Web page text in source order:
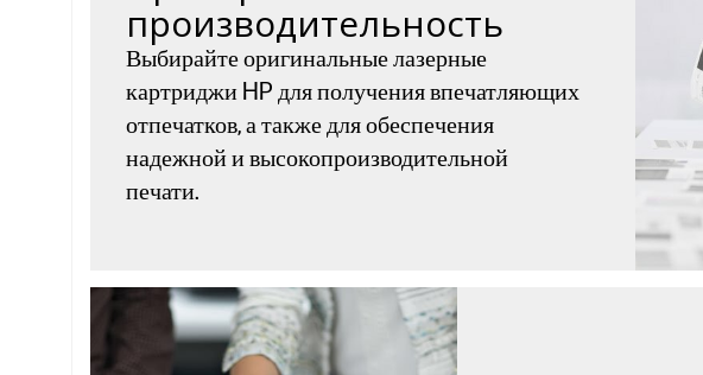
производительность
Выбирайте оригинальные лазерные
картриджи HP для получения впечатляющих
отпечатков, а также для обеспечения
надежной и высокопроизводительной
печати.